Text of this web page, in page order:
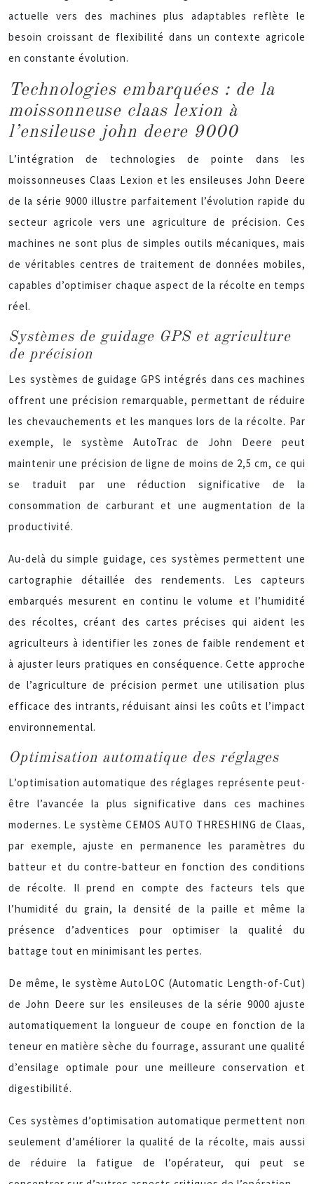
actuelle vers des machines plus adaptables reflète le
besoin croissant de flexibilité dans un contexte agricole
en constante évolution.
Technologies embarquées : de la
moissonneuse claas lexion à
l’ensileuse john deere 9000
L’intégration de technologies de pointe dans les
moissonneuses Claas Lexion et les ensileuses John Deere
de la série 9000 illustre parfaitement l’évolution rapide du
secteur agricole vers une agriculture de précision. Ces
machines ne sont plus de simples outils mécaniques, mais
de véritables centres de traitement de données mobiles,
capables d’optimiser chaque aspect de la récolte en temps
réel.
Systèmes de guidage GPS et agriculture
de précision
Les systèmes de guidage GPS intégrés dans ces machines
offrent une précision remarquable, permettant de réduire
les chevauchements et les manques lors de la récolte. Par
exemple, le système AutoTrac de John Deere peut
maintenir une précision de ligne de moins de 2,5 cm, ce qui
se traduit par une réduction significative de la
consommation de carburant et une augmentation de la
productivité.
Au-delà du simple guidage, ces systèmes permettent une
cartographie détaillée des rendements. Les capteurs
embarqués mesurent en continu le volume et l’humidité
des récoltes, créant des cartes précises qui aident les
agriculteurs à identifier les zones de faible rendement et
à ajuster leurs pratiques en conséquence. Cette approche
de l’agriculture de précision permet une utilisation plus
efficace des intrants, réduisant ainsi les coûts et l’impact
environnemental.
Optimisation automatique des réglages
L’optimisation automatique des réglages représente peut-
être l’avancée la plus significative dans ces machines
modernes. Le système CEMOS AUTO THRESHING de Claas,
par exemple, ajuste en permanence les paramètres du
batteur et du contre-batteur en fonction des conditions
de récolte. Il prend en compte des facteurs tels que
l’humidité du grain, la densité de la paille et même la
présence d’adventices pour optimiser la qualité du
battage tout en minimisant les pertes.
De même, le système AutoLOC (Automatic Length-of-Cut)
de John Deere sur les ensileuses de la série 9000 ajuste
automatiquement la longueur de coupe en fonction de la
teneur en matière sèche du fourrage, assurant une qualité
d’ensilage optimale pour une meilleure conservation et
digestibilité.
Ces systèmes d’optimisation automatique permettent non
seulement d’améliorer la qualité de la récolte, mais aussi
de réduire la fatigue de l’opérateur, qui peut se